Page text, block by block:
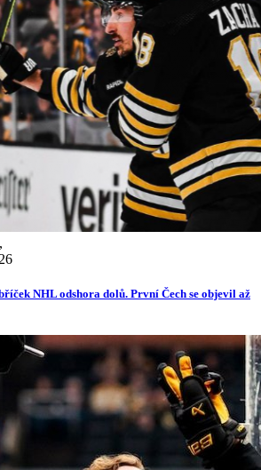
,
NHL odshora dolů. První Čech se objevil až